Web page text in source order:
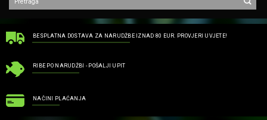
BESPLATNA DOSTAVA ZA NARUDŽBE IZNAD 80 EUR. PROVJERI UVJETE!
RIBE PO NARUDŽBI - POŠALJI UPIT
NAČINI PLAĆANJA